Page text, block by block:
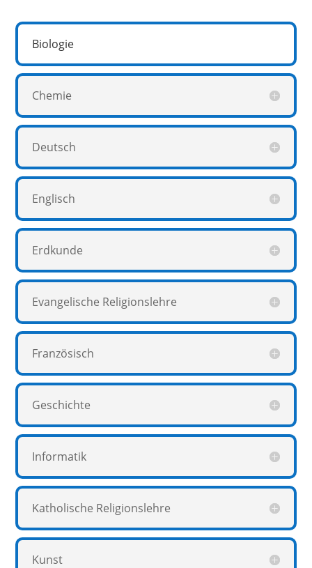
Biologie
Chemie
Deutsch
Englisch
Erdkunde
Evangelische Religionslehre
Französisch
Geschichte
Informatik
Katholische Religionslehre
Kunst